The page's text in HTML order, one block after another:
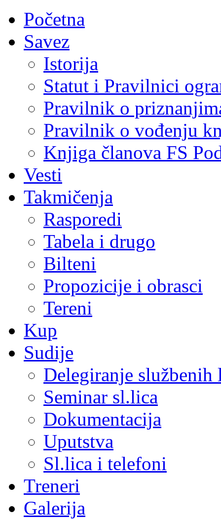
Početna
Savez
Istorija
Statut i Pravilnici
Pravilnik o
Pravilnik o vođenju
Knjiga članova FS
Vesti
Takmičenja
Rasporedi
Tabela i drugo
Bilteni
Propozicije i obrasci
Tereni
Kup
Sudije
Delegiranje službenih
Seminar sl.lica
Dokumentacija
Uputstva
Sl.lica i telefoni
Treneri
Galerija